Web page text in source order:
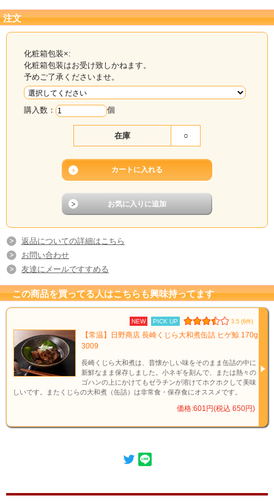
れる食文化の一つになれば、との
願いを込めて作りました！
＜お召し上がり方＞
【湯煎の場合】
袋(レトルトパウチ)の封を切らずに、熱湯の中に入れ、約5分間沸騰させてくださ
い。
レンジ対応容器に移し替えてラップをかけて温めてください。
500Wの場合約2分
600ｗの場合約1分30秒
※袋のまま電子レンジに入れないでください。 ※上記加熱時間は機種、Ｗ(ワッ
保
方
直射日光を避け、常温で保存してください
賞
味
期
製造日より2年
内
料
鯨肉(アイスランド産)、カレールウ、トマトケチャップ、ナチュラルチーズ、
おろしにんにく加工品、砂糖、りんごピューレ、トマトペースト、ココナッツ
スト、チキンブイヨンパウダー、香辛料、食塩、蛋白加水分解物、酵母加工
注文
化粧箱包装×:
化粧箱包装はお受け致しかねます。
予めご了承くださいませ。
購入数： 個
在庫 ○
返品についての詳細はこちら
お問い合わせ
友達にメールですすめる
この商品を買ってる人はこちらも興味持ってます
NEW PICK UP 3.5 (6件)
【常温】日野商店 長崎くじら大和煮缶詰 ヒゲ鯨 170g
3009
長崎くじら大和煮は、昔懐かしい味をそのまま缶詰の中に
新鮮なまま保存しました。小ネギを刻んで、または熱々の
ゴハンの上にかけてもゼラチンが溶けてホクホクして美味
しいです。またくじらの大和煮（缶詰）は非常食・保存食にオススメです。
価格:601円(税込 650円)